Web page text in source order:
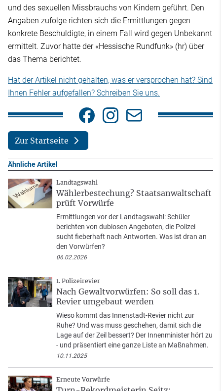
und des sexuellen Missbrauchs von Kindern geführt. Den
Angaben zufolge richten sich die Ermittlungen gegen
konkrete Beschuldigte, in einem Fall wird gegen Unbekannt
ermittelt. Zuvor hatte der «Hessische Rundfunk» (hr) über
das Thema berichtet.
Hat der Artikel nicht gehalten, was er versprochen hat? Sind
Ihnen Fehler aufgefallen? Schreiben Sie uns.
Zur Startseite
Ähnliche Artikel
Landtagswahl
Wählerbestechung? Staatsanwaltschaft
prüft Vorwürfe
Ermittlungen vor der Landtagswahl: Schüler
berichten von dubiosen Angeboten, die Polizei
sucht fieberhaft nach Antworten. Was ist dran an
den Vorwürfen?
06.02.2026
1. Polizeirevier
Nach Gewaltvorwürfen: So soll das 1.
Revier umgebaut werden
Wieso kommt das Innenstadt-Revier nicht zur
Ruhe? Und was muss geschehen, damit sich die
Lage auf der Zeil bessert? Der Innenminister hört zu
- und präsentiert eine ganze Liste an Maßnahmen.
10.11.2025
Erneute Vorwürfe